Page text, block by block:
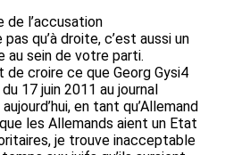
de l’accusation
qu’à droite, c’est aussi un
au sein de votre parti.
de croire ce que Georg Gysi4
17 juin 2011 au journal
en tant qu’Allemand
les Allemands aient un Etat
je trouve inacceptable